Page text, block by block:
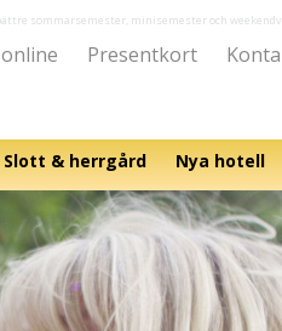
sommarsemester, minisemester och
Presentkort
Slott & herrgård Nya hotell